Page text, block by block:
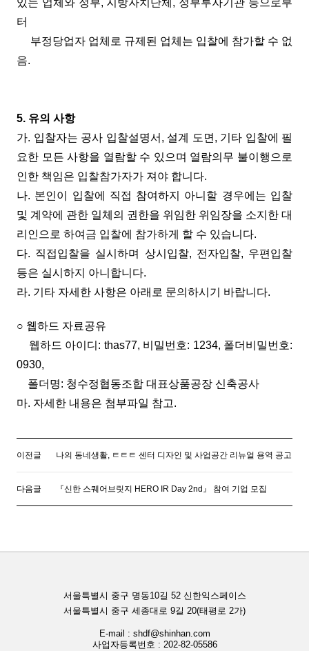
있는 업체와 정부, 지방자치단체, 정부투자기관 등으로부
터
부정당업자 업체로 규제된 업체는 입찰에 참가할 수 없
음.
5. 유의 사항
가. 입찰자는 공사 입찰설명서, 설계 도면, 기타 입찰에 필
요한 모든 사항을 열람할 수 있으며 열람의무 불이행으로
인한 책임은 입찰참가자가 져야 합니다.
나. 본인이 입찰에 직접 참여하지 아니할 경우에는 입찰
및 계약에 관한 일체의 권한을 위임한 위임장을 소지한 대
리인으로 하여금 입찰에 참가하게 할 수 있습니다.
다. 직접입찰을 실시하며 상시입찰, 전자입찰, 우편입찰
등은 실시하지 아니합니다.
라. 기타 자세한 사항은 아래로 문의하시기 바랍니다.
○ 웹하드 자료공유
웹하드 아이디: thas77, 비밀번호: 1234, 폴더비밀번호:
0930,
폴더명: 청수정협동조합 대표상품공장 신축공사
마. 자세한 내용은 첨부파일 참고.
이전글 나의 동네생활, ㅌㅌㅌ 센터 디자인 및 사업공간 리뉴얼 용역 공고
다음글 『신한 스퀘어브릿지 HERO IR Day 2nd』 참여 기업 모집
서울특별시 중구 명동10길 52 신한익스페이스
서울특별시 중구 세종대로 9길 20(태평로 2가)
E-mail : shdf@shinhan.com
사업자등록번호 : 202-82-05586